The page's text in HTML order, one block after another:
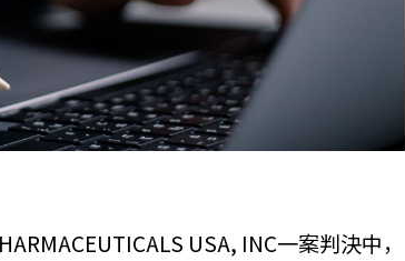
USA, INC一案判決中，